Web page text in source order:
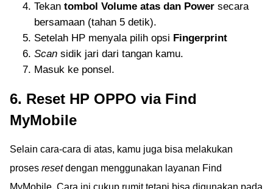
Tekan tombol Volume atas dan Power secara
bersamaan (tahan 5 detik).
Setelah HP menyala pilih opsi Fingerprint
Scan sidik jari dari tangan kamu.
Masuk ke ponsel.
6. Reset HP OPPO via Find
MyMobile
Selain cara-cara di atas, kamu juga bisa melakukan
proses resetdengan menggunakan layanan Find